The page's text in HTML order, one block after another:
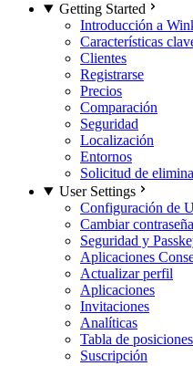
Getting Started
Introducción a
Características
Clientes
Registrarse
Precios
Comparación
Seguridad
Localización
Entornos
Solicitud de
User Settings
Configuración de
Cambiar contraseña
Seguridad y
Aplicaciones
Actualizar perfil
Aplicaciones
Invitaciones
Analíticas
Tabla de posiciones
Suscripción